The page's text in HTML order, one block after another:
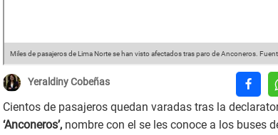
Miles de pasajeros de Lima Norte se han visto afectados tras paro de Anconeros.
Yeraldiny Cobeñas
Cientos de pasajeros quedan varadas tras la
‘Anconeros’, nombre con el se les conoce a los buses